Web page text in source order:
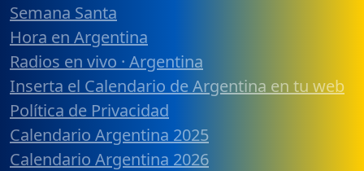
Semana Santa
Hora en Argentina
Radios en vivo · Argentina
Inserta el Calendario de Argentina en tu web
Política de Privacidad
Calendario Argentina 2025
Calendario Argentina 2026